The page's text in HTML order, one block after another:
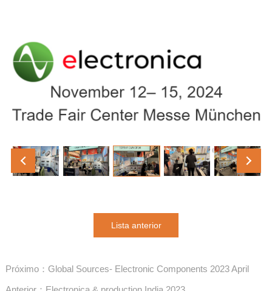
Lista anterior
Próximo：Global Sources- Electronic Components 2023 April